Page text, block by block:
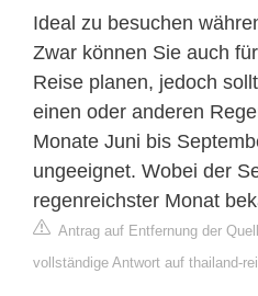
Ideal zu besuchen
Zwar können Sie auch
Reise planen, jedoch
einen oder anderen
Monate Juni bis
ungeeignet. Wobei der
regenreichster Monat
Antrag auf Entfernung der
vollständige Antwort auf thailand-